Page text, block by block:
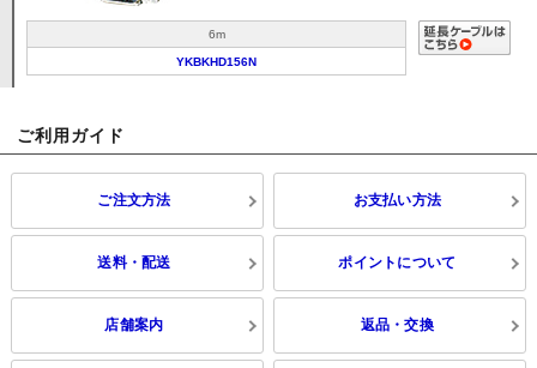
6m
YKBKHD156N
ご利用ガイド
ご注文方法 お支払い方法
送料・配送 ポイントについて
店舗案内 返品・交換